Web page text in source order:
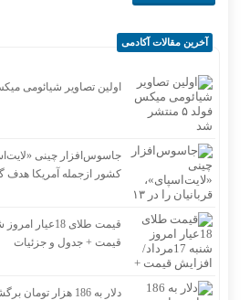
آخرین مقالات آکادمی
اولین تصاویر شیائومی میکس فولد
کشور ازجمله آمریکا هدف
قیمت + جدول و جزئیات
دلار به 186 هزار